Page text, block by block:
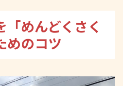
「めんどくさく
めのコツ